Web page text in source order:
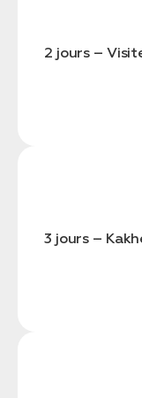
2 jours –
3 jours –